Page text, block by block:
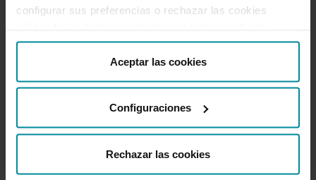
configurar sus preferencias o rechazar las cookies
“Detalles”. También puede obtener más información, así
como cambiar el consentimiento en cualquier momento
desde nuestraPolítica de Cookies.
Aceptar las cookies
Configuraciones
Rechazar las cookies
Información corporativa